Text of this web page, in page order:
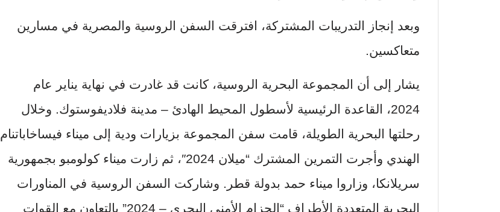
وبعد إنجاز التدريبات المشتركة، افترقت السفن الروسية والمصرية في مسارين
متعاكسين.
يشار إلى أن المجموعة البحرية الروسية، كانت قد غادرت في نهاية يناير عام
2024، القاعدة الرئيسية لأسطول المحيط الهادئ – مدينة فلاديفوستوك. وخلال
رحلتها البحرية الطويلة، قامت سفن المجموعة بزيارات ودية إلى ميناء فيساخاباتنام
الهندي وأجرت التمرين المشترك “ميلان 2024″، ثم زارت ميناء كولومبو بجمهورية
سريلانكا، وزاروا ميناء حمد بدولة قطر. وشاركت السفن الروسية في المناورات
البحرية المتعددة الأطراف “الحزام الأمني ​​البحري – 2024” بالتعاون مع القوات